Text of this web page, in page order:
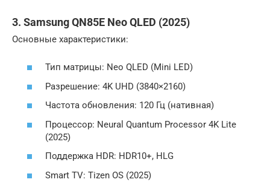
3. Samsung QN85E Neo QLED (2025)
Основные характеристики:
Тип матрицы: Neo QLED (Mini LED)
Разрешение: 4K UHD (3840×2160)
Частота обновления: 120 Гц (нативная)
Процессор: Neural Quantum Processor 4K Lite
(2025)
Поддержка HDR: HDR10+, HLG
Smart TV: Tizen OS (2025)